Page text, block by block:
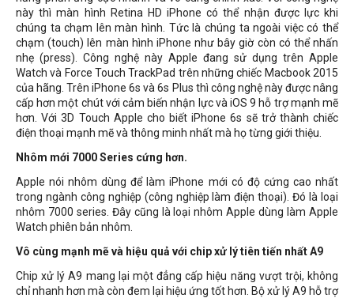
này thì màn hình Retina HD iPhone có thể nhận được lực khi
chúng ta chạm lên màn hình. Tức là chúng ta ngoài việc có thể
chạm (touch) lên màn hình iPhone như bây giờ còn có thể nhấn
nhẹ (press). Công nghệ này Apple đang sử dụng trên Apple
Watch và Force Touch TrackPad trên những chiếc Macbook 2015
của hãng. Trên iPhone 6s và 6s Plus thì công nghệ này được nâng
cấp hơn một chút với cảm biến nhận lực và iOS 9 hỗ trợ mạnh mẽ
hơn. Với 3D Touch Apple cho biết iPhone 6s sẽ trở thành chiếc
điện thoại mạnh mẽ và thông minh nhất mà họ từng giới thiệu.
Nhôm mới 7000 Series cứng hơn.
Apple nói nhôm dùng để làm iPhone mới có độ cứng cao nhất
trong ngành công nghiệp (công nghiệp làm điện thoại). Đó là loại
nhôm 7000 series. Đây cũng là loại nhôm Apple dùng làm Apple
Watch phiên bản nhôm.
Vô cùng mạnh mẽ và hiệu quả với chip xử lý tiên tiến nhất A9
Chip xử lý A9 mang lại một đẳng cấp hiệu năng vượt trội, không
chỉ nhanh hơn mà còn đem lại hiệu ứng tốt hơn. Bộ xử lý A9 hỗ trợ